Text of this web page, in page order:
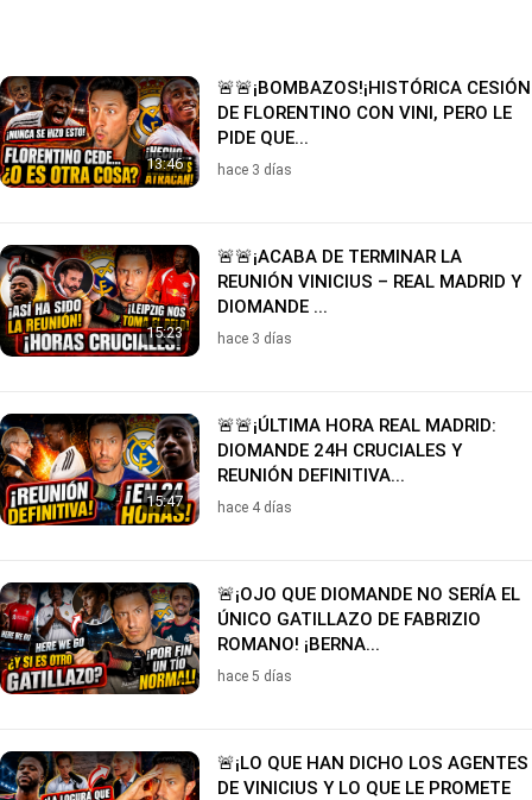
13:46
🚨🚨¡BOMBAZOS!¡HISTÓRICA CESIÓN
DE FLORENTINO CON VINI, PERO LE
PIDE QUE...
hace 3 días
15:23
🚨🚨¡ACABA DE TERMINAR LA
REUNIÓN VINICIUS – REAL MADRID Y
DIOMANDE ...
hace 3 días
15:47
🚨🚨¡ÚLTIMA HORA REAL MADRID:
DIOMANDE 24H CRUCIALES Y
REUNIÓN DEFINITIVA...
hace 4 días
🚨¡OJO QUE DIOMANDE NO SERÍA EL
ÚNICO GATILLAZO DE FABRIZIO
ROMANO! ¡BERNA...
hace 5 días
🚨¡LO QUE HAN DICHO LOS AGENTES
DE VINICIUS Y LO QUE LE PROMETE